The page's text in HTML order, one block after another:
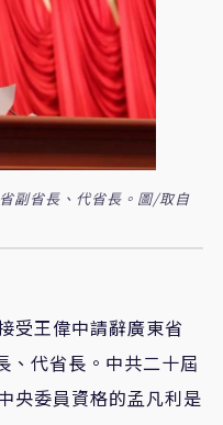
副省長、代省長。圖/取自
受王偉中請辭廣東省
、代省長。中共二十屆
央委員資格的孟凡利是